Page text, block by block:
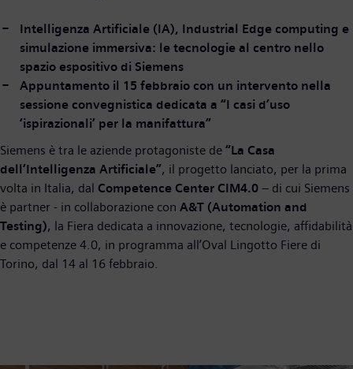
Intelligenza Artificiale (IA), Industrial Edge computing e
simulazione immersiva: le tecnologie al centro nello
spazio espositivo di Siemens
Appuntamento il 15 febbraio con un intervento nella
sessione convegnistica dedicata a “I casi d’uso
‘ispirazionali’ per la manifattura”
Siemens è tra le aziende protagoniste de “La Casa
dell’Intelligenza Artificiale”, il progetto lanciato, per la prima
volta in Italia, dal Competence Center CIM4.0 – di cui Siemens
è partner - in collaborazione con A&T (Automation and
Testing), la Fiera dedicata a innovazione, tecnologie, affidabilità
e competenze 4.0, in programma all’Oval Lingotto Fiere di
Torino, dal 14 al 16 febbraio.